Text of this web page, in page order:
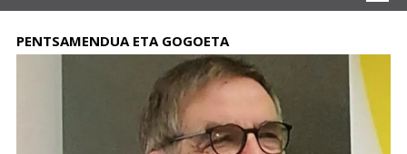
PENTSAMENDUA ETA GOGOETA